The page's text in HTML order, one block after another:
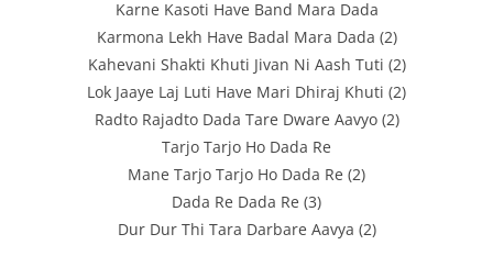
Karne Kasoti Have Band Mara Dada
Karmona Lekh Have Badal Mara Dada (2)
Kahevani Shakti Khuti Jivan Ni Aash Tuti (2)
Lok Jaaye Laj Luti Have Mari Dhiraj Khuti (2)
Radto Rajadto Dada Tare Dware Aavyo (2)
Tarjo Tarjo Ho Dada Re
Mane Tarjo Tarjo Ho Dada Re (2)
Dada Re Dada Re (3)
Dur Dur Thi Tara Darbare Aavya (2)